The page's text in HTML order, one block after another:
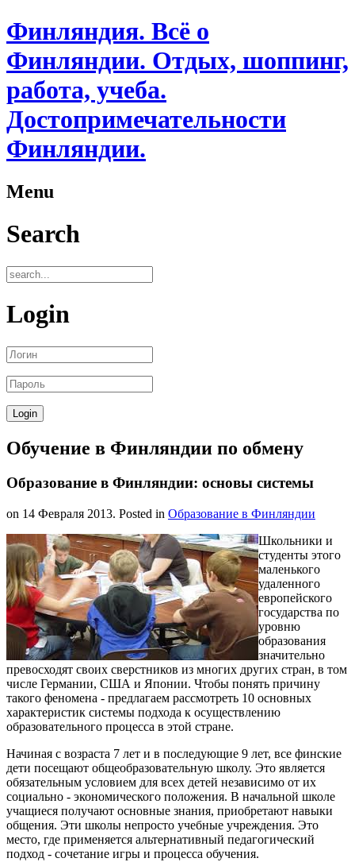
Финляндия. Всё о
Финляндии. Отдых, шоппинг,
работа, учеба.
Достопримечательности
Финляндии.
Menu
Search
Login
Обучение в Финляндии по обмену
Образование в Финляндии: основы системы
on 14 Февраля 2013. Posted in Образование в Финляндии
Школьники и
студенты этого
маленького
удаленного
европейского
государства по
уровню
образования
значительно
превосходят своих сверстников из многих других стран, в том
числе Германии, США и Японии. Чтобы понять причину
такого феномена - предлагаем рассмотреть 10 основных
характеристик системы подхода к осуществлению
образовательного процесса в этой стране.
Начиная с возраста 7 лет и в последующие 9 лет, все финские
дети посещают общеобразовательную школу. Это является
обязательным условием для всех детей независимо от их
социально - экономического положения. В начальной школе
учащиеся получают основные знания, приобретают навыки
общения. Эти школы непросто учебные учреждения. Это
место, где применяется альтернативный педагогический
подход - сочетание игры и процесса обучения.